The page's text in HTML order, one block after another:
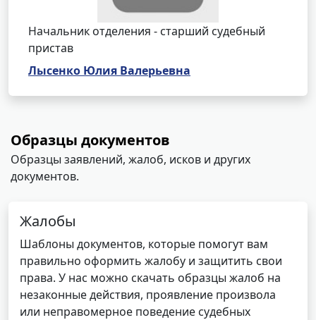
Начальник отделения - старший судебный
пристав
Лысенко Юлия Валерьевна
Образцы документов
Образцы заявлений, жалоб, исков и других
документов.
Жалобы
Шаблоны документов, которые помогут вам
правильно оформить жалобу и защитить свои
права. У нас можно скачать образцы жалоб на
незаконные действия, проявление произвола
или неправомерное поведение судебных